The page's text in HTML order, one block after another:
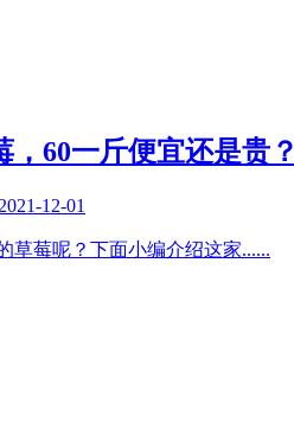
60一斤便宜还是贵？
2021-12-01
草莓呢？下面小编介绍这家......